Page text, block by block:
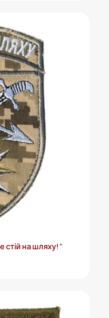
на шляху!”